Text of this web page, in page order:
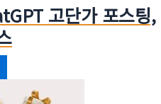
고단가 포스팅,